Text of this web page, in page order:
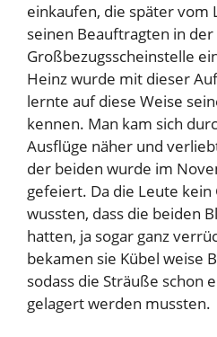
einkaufen, die später vom
seinen Beauftragten in der
Großbezugsscheinstelle
Heinz wurde mit dieser
lernte auf diese Weise
kennen. Man kam sich
Ausflüge näher und
der beiden wurde im
gefeiert. Da die Leute
wussten, dass die beiden
hatten, ja sogar ganz
bekamen sie Kübel weise
sodass die Sträuße schon
gelagert werden mussten.